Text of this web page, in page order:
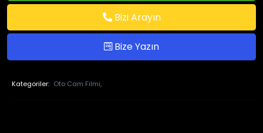
Bizi Arayın
Bize Yazın
Kategoriler: Oto Cam Filmi,